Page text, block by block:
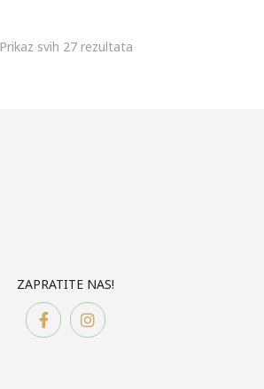
Prikaz svih 27 rezultata
ZAPRATITE NAS!